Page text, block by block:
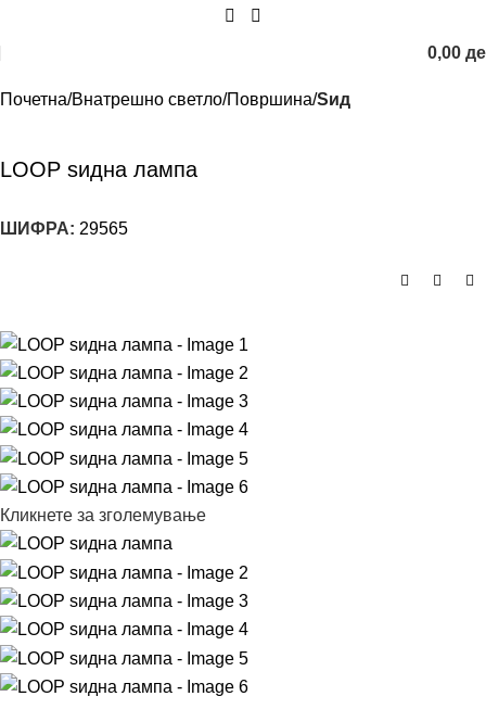
0,00
Почетна Внатрешно светло Површина Sид
LOOP ѕидна лампа
ШИФРА: 29565
Кликнете за зголемување